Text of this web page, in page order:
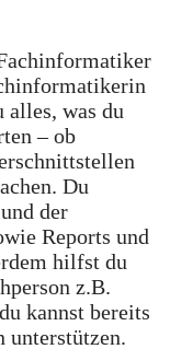
alles, was du
– ob
Du
der
Reports und
hilfst du
z.B.
kannst bereits
unterstützen.